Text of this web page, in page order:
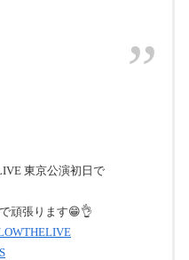
東京公演初日で
頑張ります😁👌